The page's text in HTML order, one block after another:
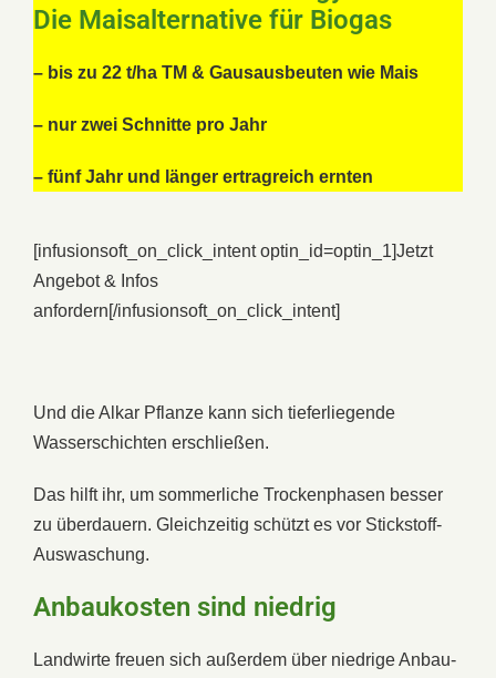
Die Maisalternative für Biogas
– bis zu 22 t/ha TM & Gausausbeuten wie Mais
– nur zwei Schnitte pro Jahr
– fünf Jahr und länger ertragreich ernten
[infusionsoft_on_click_intent optin_id=optin_1]Jetzt
Angebot & Infos
anfordern[/infusionsoft_on_click_intent]
Und die Alkar Pflanze kann sich tieferliegende
Wasserschichten erschließen.
Das hilft ihr, um sommerliche Trockenphasen besser
zu überdauern. Gleichzeitig schützt es vor Stickstoff-
Auswaschung.
Anbaukosten sind niedrig
Landwirte freuen sich außerdem über niedrige Anbau-